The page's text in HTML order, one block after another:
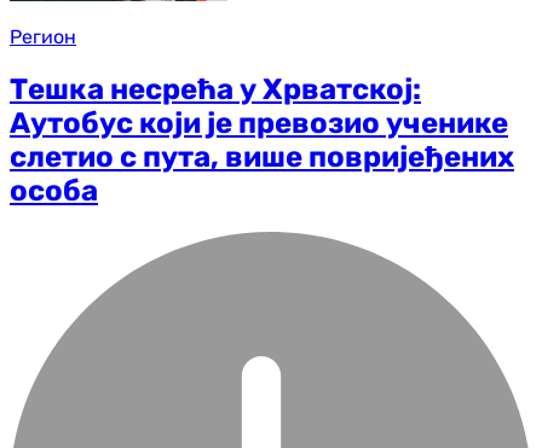
Регион
Тешка несрећа у Хрватској:
Аутобус који је превозио ученике
слетио с пута, више повријеђених
особа